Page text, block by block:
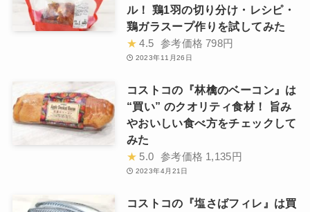
ル！ 鶏1羽の切り分け・レシピ・
鶏ガラスープ作りを試してみた
★ 4.5 参考価格 798円
2023年11月26日
コストコの『林檎のベーコン』は
“買い” のクオリティ食材！ 旨み
やおいしい食べ方をチェックして
みた
★ 5.0 参考価格 1,135円
2023年4月21日
コストコの『塩さばフィレ』は買